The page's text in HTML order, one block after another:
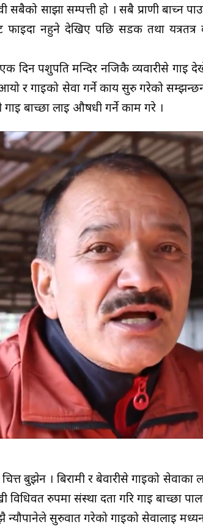
सबैको साझा सम्पत्ती हो । सबै प्राणी बाच्न
फाईदा नहुने देखिए पछि सडक तथा
दिन पशुपति मन्दिर नजिकै व्यवारीसे गाई
र गाईको सेवा गर्ने कार्य सुरु गरेको
गाई बाच्छा लाई औषधी गर्ने काम गरे ।
बुझेन । बिरामी र बेवारीसे गाईको
विधिवत रुपमा संस्था दर्ता गरि गाई बाच्छा
सुरुवात गरेको गाईको सेवालाई